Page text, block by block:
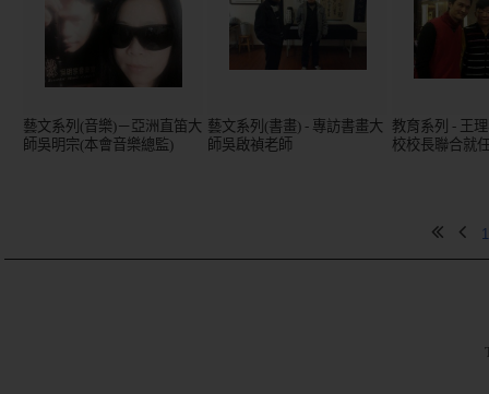
藝文系列(音樂)－亞洲直笛大
師吳明宗(本會音樂總監)
藝文系列(書畫) - 專訪書畫大
師吳啟禎老師
教育系列 - 王
校校長聯合就
1